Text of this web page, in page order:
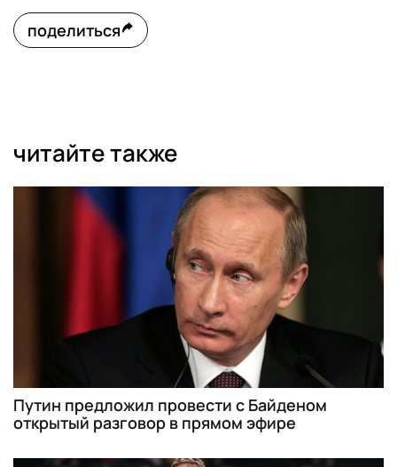
поделиться
читайте также
Путин предложил провести с Байденом
открытый разговор в прямом эфире